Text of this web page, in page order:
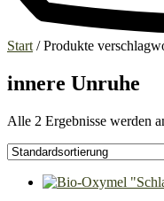
Start / Produkte
innere Unruhe
Alle 2 Ergebnisse werden